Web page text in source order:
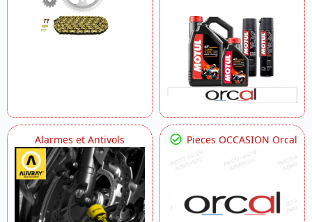
Alarmes et Antivols Pieces OCCASION Orcal